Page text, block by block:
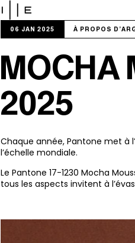
NOS ACTIVITÉS
Parfums
Arômes
06 JAN 2025 À PROPOS
MOCHA
2025
Chaque année, Pantone met à
l’échelle mondiale.
Le Pantone 17-1230 Mocha
tous les aspects invitent à